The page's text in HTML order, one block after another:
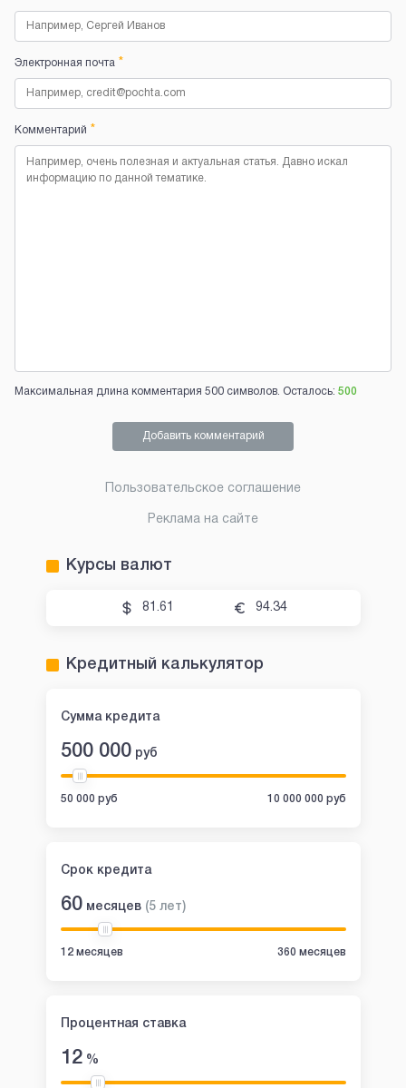
Электронная почта *
Комментарий *
Максимальная длина комментария 500 символов. Осталось: 500
Добавить комментарий
Пользовательское соглашение
Реклама на сайте
Курсы валют
81.61 94.34
Кредитный калькулятор
Сумма кредита
500 000 руб
50 000 руб 10 000 000 руб
Срок кредита
60 месяцев (5 лет)
12 месяцев 360 месяцев
Процентная ставка
12%